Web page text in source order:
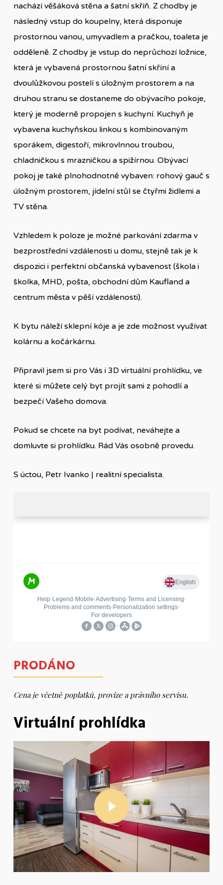
nachází věšáková stěna a šatní skříň. Z chodby je
následný vstup do koupelny, která disponuje
prostornou vanou, umyvadlem a pračkou, toaleta je
odděleně. Z chodby je vstup do neprůchozí ložnice,
která je vybavená prostornou šatní skříní a
dvoulůžkovou postelí s úložným prostorem a na
druhou stranu se dostaneme do obývacího pokoje,
který je moderně propojen s kuchyní. Kuchyň je
vybavena kuchyňskou linkou s kombinovaným
sporákem, digestoří, mikrovlnnou troubou,
chladničkou s mrazničkou a spižírnou. Obývací
pokoj je také plnohodnotně vybaven: rohový gauč s
úložným prostorem, jídelní stůl se čtyřmi židlemi a
TV stěna.
Vzhledem k poloze je možné parkování zdarma v
bezprostřední vzdálenosti u domu, stejně tak je k
dispozici i perfektní občanská vybavenost (škola i
školka, MHD, pošta, obchodní dům Kaufland a
centrum města v pěší vzdálenosti).
K bytu náleží sklepní kóje a je zde možnost využívat
kolárnu a kočárkárnu.
Připravil jsem si pro Vás i 3D virtuální prohlídku, ve
které si můžete celý byt projít sami z pohodlí a
bezpečí Vašeho domova.
Pokud se chcete na byt podívat, neváhejte a
domluvte si prohlídku. Rád Vás osobně provedu.
S úctou, Petr Ivanko | realitní specialista.
PRODÁNO
Cena je včetně poplatků, provize a právního servisu.
Virtuální prohlídka
Play Video